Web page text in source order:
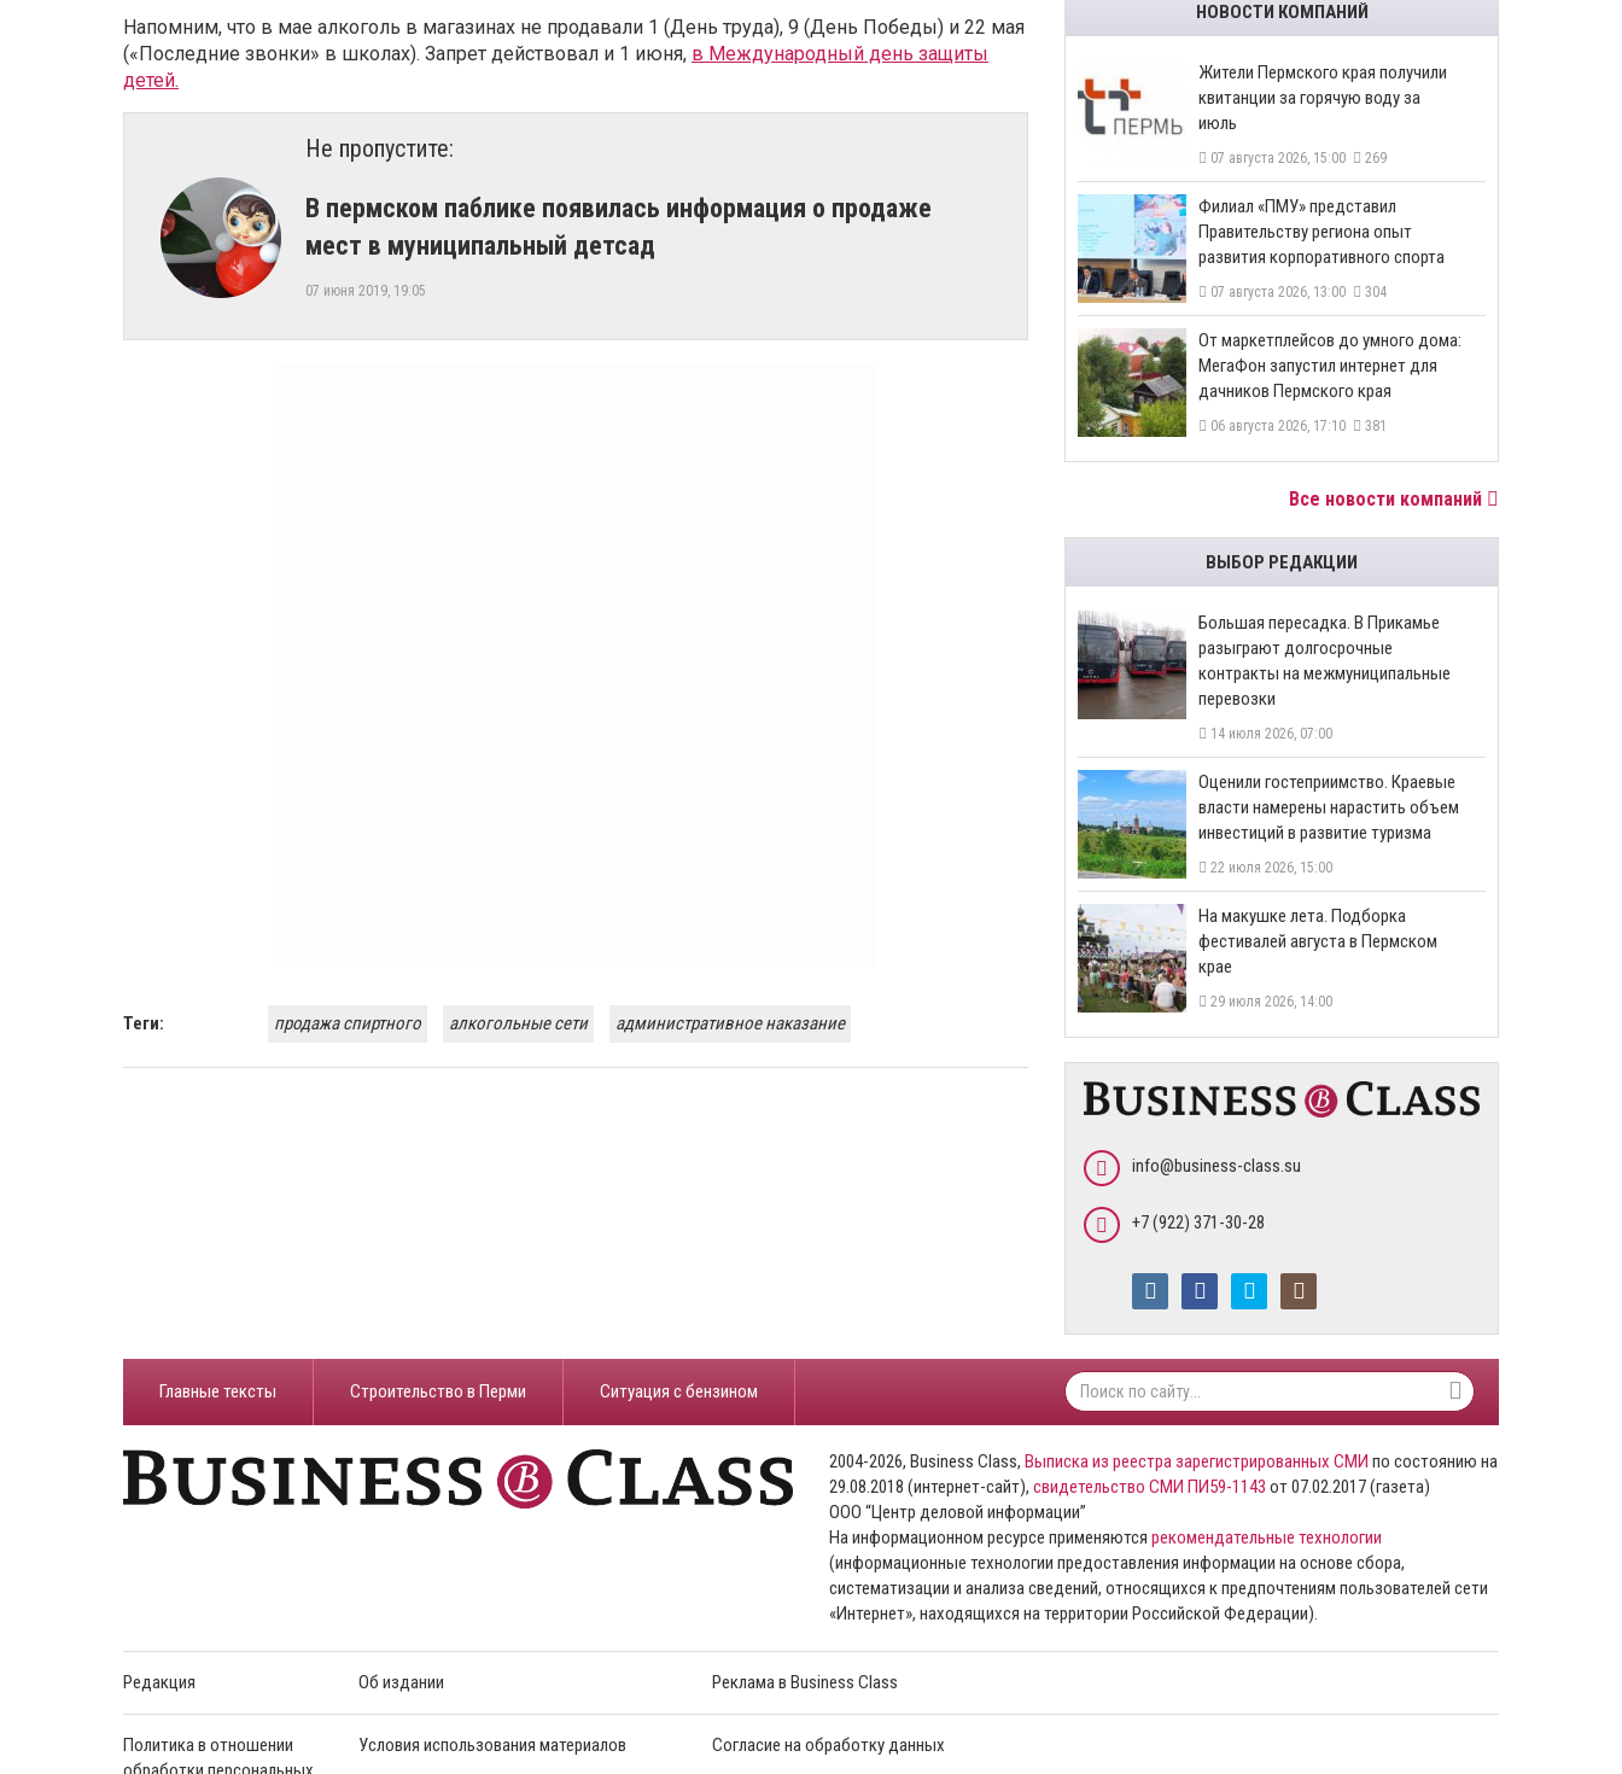
Напомним, что в мае алкоголь в магазинах не продавали 1 (День труда), 9 (День Победы) и 22 мая
(«Последние звонки» в школах). Запрет действовал и 1 июня, в Международный день защиты
детей.
Не пропустите:
В пермском паблике появилась информация о продаже
мест в муниципальный детсад
07 июня 2019, 19:05
Теги: продажа спиртного алкогольные сети административное наказание
НОВОСТИ КОМПАНИЙ
​Жители Пермского края получили
квитанции за горячую воду за
июль
07 августа 2026, 15:00 269
​Филиал «ПМУ» представил
Правительству региона опыт
развития корпоративного спорта
07 августа 2026, 13:00 304
От маркетплейсов до умного дома:
МегаФон запустил интернет для
дачников Пермского края
06 августа 2026, 17:10 381
Все новости компаний
ВЫБОР РЕДАКЦИИ
Большая пересадка. В Прикамье
разыграют долгосрочные
контракты на межмуниципальные
перевозки
14 июля 2026, 07:00
Оценили гостеприимство. Краевые
власти намерены нарастить объем
инвестиций в развитие туризма
22 июля 2026, 15:00
На макушке лета. Подборка
фестивалей августа в Пермском
крае
29 июля 2026, 14:00
info@business-class.su
+7 (922) 371-30-28
Главные тексты Строительство в Перми ​Ситуация с бензином
2004-2026, Business Class, Выписка из реестра зарегистрированных СМИ по состоянию на
29.08.2018 (интернет-сайт), свидетельство СМИ ПИ59-1143 от 07.02.2017 (газета)
ООО “Центр деловой информации”
На информационном ресурсе применяются рекомендательные технологии
(информационные технологии предоставления информации на основе сбора,
систематизации и анализа сведений, относящихся к предпочтениям пользователей сети
«Интернет», находящихся на территории Российской Федерации).
Редакция Об издании Реклама в Business Class
Политика в отношении
Условия использования материалов Согласие на обработку данных